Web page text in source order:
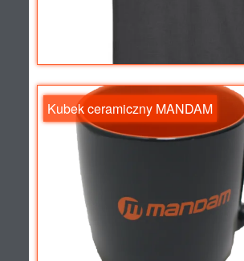
Kubek ceramiczny MANDAM